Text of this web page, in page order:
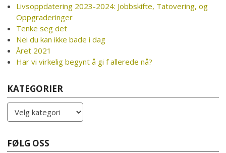
Livsoppdatering 2023-2024: Jobbskifte, Tatovering, og
Oppgraderinger
Tenke seg det
Nei du kan ikke bade i dag
Året 2021
Har vi virkelig begynt å gi f allerede nå?
KATEGORIER
Kategorier
FØLG OSS